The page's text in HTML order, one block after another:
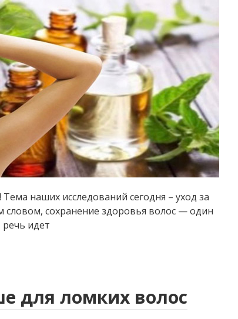
наших исследований сегодня – уход за
сохранение здоровья волос — один
идет
для ломких волос